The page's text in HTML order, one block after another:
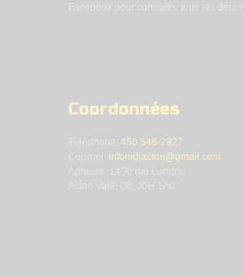
Facebook pour connaître tous les détails!
Coordonnées
Téléphone: 450 546-2927
Courriel: Infomdjacton@gmail.com
Adresse: 1400 rue Landry,
Acton Vale, Qc, J0H 1A0